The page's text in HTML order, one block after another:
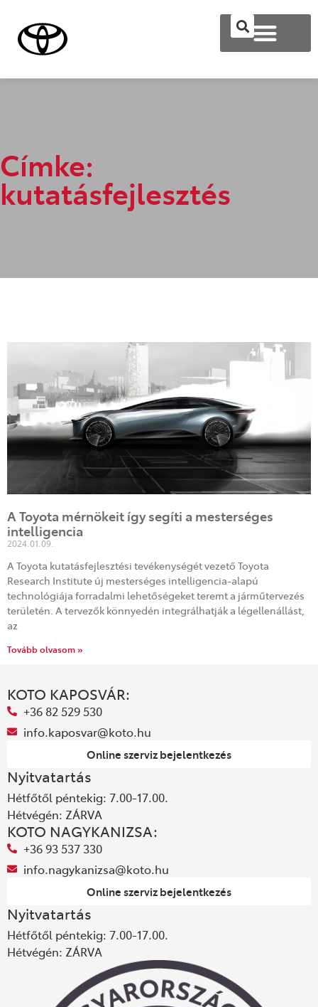
Címke:
kutatásfejlesztés
A Toyota mérnökeit így segíti a mesterséges
intelligencia
2024.01.09.
A Toyota kutatásfejlesztési tevékenységét vezető Toyota
Research Institute új mesterséges intelligencia-alapú
technológiája forradalmi lehetőségeket teremt a járműtervezés
területén. A tervezők könnyedén integrálhatják a légellenállást,
az
Tovább olvasom »
KOTO KAPOSVÁR:
+36 82 529 530
info.kaposvar@koto.hu
Online szerviz bejelentkezés
Nyitvatartás
Hétfőtől péntekig: 7.00-17.00.
Hétvégén: ZÁRVA
KOTO NAGYKANIZSA:
+36 93 537 330
info.nagykanizsa@koto.hu
Online szerviz bejelentkezés
Nyitvatartás
Hétfőtől péntekig: 7.00-17.00.
Hétvégén: ZÁRVA